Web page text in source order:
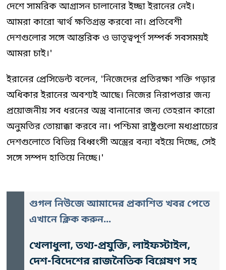
দেশে সামরিক আগ্রাসন চালানোর ইচ্ছা ইরানের নেই।
আমরা কারো স্বার্থ ক্ষতিগ্রস্ত করবো না। প্রতিবেশী
দেশগুলোর সঙ্গে আন্তরিক ও ভাতৃত্বপূর্ণ সম্পর্ক সবসময়ই
আমরা চাই।'
ইরানের প্রেসিডেন্ট বলেন, 'নিজেদের প্রতিরক্ষা শক্তি গড়ার
অধিকার ইরানের অবশ্যই আছে। নিজের নিরাপত্তার জন্য
প্রয়োজনীয় সব ধরনের অস্ত্র বানানোর জন্য তেহরান কারো
অনুমতির তোয়াক্কা করবে না। পশ্চিমা রাষ্ট্রগুলো মধ্যপ্রাচ্যের
দেশগুলোতে বিভিন্ন বিধ্বংসী অস্ত্রের বন্যা বইয়ে দিচ্ছে, সেই
সঙ্গে সম্পদ হাতিয়ে নিচ্ছে।'
গুগল নিউজে আমাদের প্রকাশিত খবর পেতে
এখানে ক্লিক করুন...
খেলাধুলা, তথ্য-প্রযুক্তি, লাইফস্টাইল,
দেশ-বিদেশের রাজনৈতিক বিশ্লেষণ সহ